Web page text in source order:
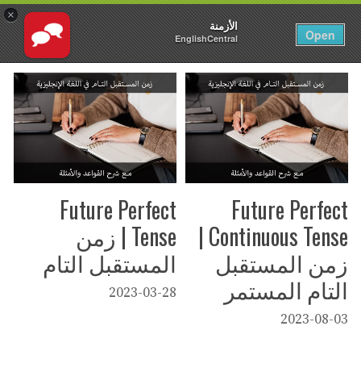
×
الأزمنة
EnglishCentral Open
تسجيل الدخول AR
انتقل
إلى
المحتوى
Future Perfect
Continuous Tense |
زمن المستقبل
التام المستمر
2023-08-03
Future Perfect
Tense | زمن
المستقبل التام
2023-03-28